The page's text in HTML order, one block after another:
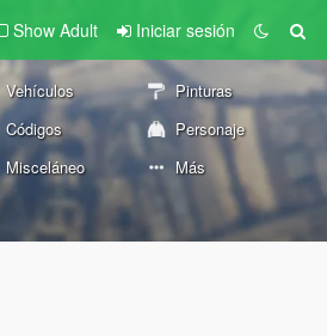
Show Adult Iniciar sesión
Vehículos
Pinturas
Códigos
Personaje
Misceláneo Más